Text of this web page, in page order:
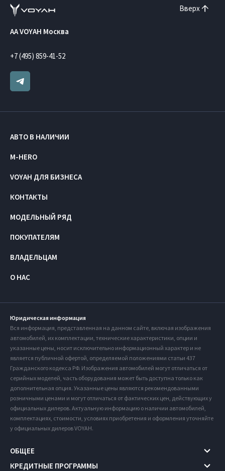
Вверх
AA VOYAH Москва
+7 (495) 859-41-52
АВТО В НАЛИЧИИ
M-HERO
VOYAH ДЛЯ БИЗНЕСА
КОНТАКТЫ
МОДЕЛЬНЫЙ РЯД
ПОКУПАТЕЛЯМ
ВЛАДЕЛЬЦАМ
О НАС
Юридическая информация
Вся информация, представленная на данном сайте, включая изображения
автомобилей, их комплектации, технические характеристики, опции и
указанные цены, носит исключительно информационный характер и не
является публичной офертой, определяемой положениями статьи 437
Гражданского кодекса РФ. Изображения автомобилей могут отличаться от
серийных моделей, часть оборудования может быть доступна только как
дополнительная опция. Указанные цены являются рекомендованными
розничными ценами и могут отличаться от фактических цен, действующих у
официальных дилеров. Актуальную информацию о наличии автомобилей,
комплектациях, стоимости, условиях приобретения и оформления уточняйте
у официальных дилеров VOYAH.
ОБЩЕЕ
КРЕДИТНЫЕ ПРОГРАММЫ